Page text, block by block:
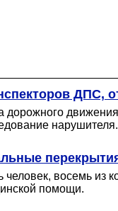
ДПС,
нарушителя.
восемь из
помощи.